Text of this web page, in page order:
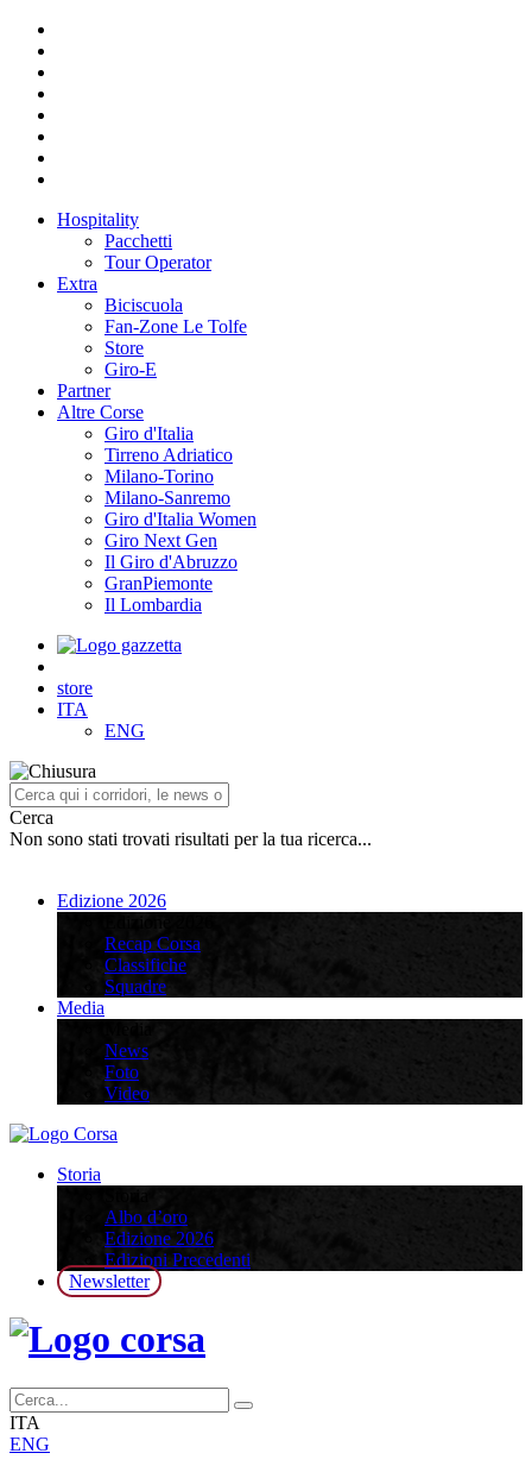
Hospitality
Pacchetti
Tour Operator
Extra
Biciscuola
Fan-Zone Le Tolfe
Store
Giro-E
Partner
Altre Corse
Giro d'Italia
Tirreno Adriatico
Milano-Torino
Milano-Sanremo
Giro d'Italia Women
Giro Next Gen
Il Giro d'Abruzzo
GranPiemonte
Il Lombardia
store
ITA
ENG
Cerca
Non sono stati trovati risultati per la tua ricerca...
Edizione 2026
Recap Corsa
Classifiche
Squadre
Media
News
Foto
Video
Storia
Albo d’oro
Edizione 2026
Edizioni Precedenti
Newsletter
ITA
ENG